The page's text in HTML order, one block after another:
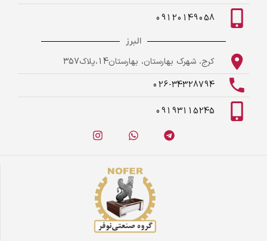
09120149058
البرز
کرج، شهرک بهارستان، بهارستان14،پلاک357
026-34328794
09193115245